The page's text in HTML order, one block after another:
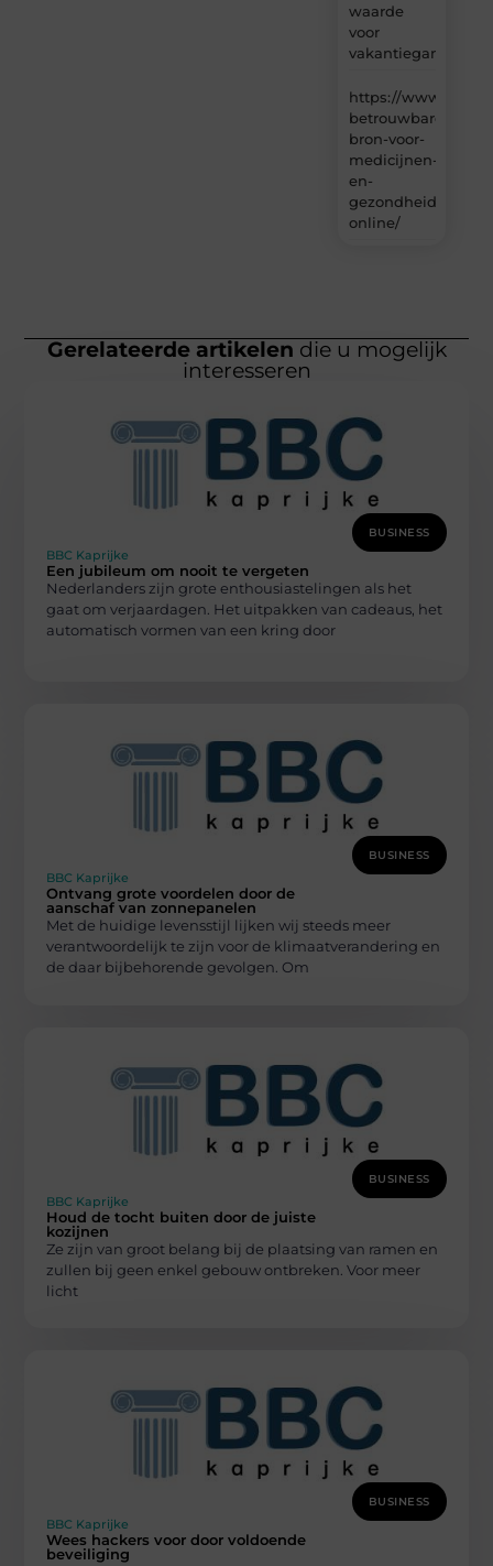
waarde
voor
vakantiegangers
https://
betrouwbare-
bron-voor-
medicijnen-
en-
online/
Gerelateerde artikelen die u mogelijk
interesseren
BUSINESS
BBC Kaprijke
Een jubileum om nooit te vergeten
Nederlanders zijn grote enthousiastelingen als het
gaat om verjaardagen. Het uitpakken van cadeaus, het
automatisch vormen van een kring door
BUSINESS
BBC Kaprijke
Ontvang grote voordelen door de
aanschaf van zonnepanelen
Met de huidige levensstijl lijken wij steeds meer
verantwoordelijk te zijn voor de klimaatverandering en
de daar bijbehorende gevolgen. Om
BUSINESS
BBC Kaprijke
Houd de tocht buiten door de juiste
kozijnen
Ze zijn van groot belang bij de plaatsing van ramen en
zullen bij geen enkel gebouw ontbreken. Voor meer
licht
BUSINESS
BBC Kaprijke
Wees hackers voor door voldoende
beveiliging